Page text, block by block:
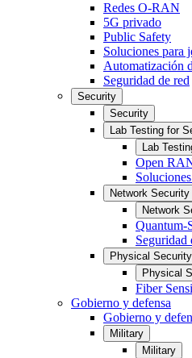
Redes O-RAN
5G privado
Public Safety
Soluciones para
Automatización
Seguridad de red
Security
Security
Lab Testing for
Lab
Open
Network Security
Network
Quantum-
Seguridad
Physical Security
Physical
Fiber
Gobierno y defensa
Gobierno y
Military
Military